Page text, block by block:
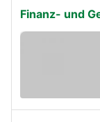
Finanz- und